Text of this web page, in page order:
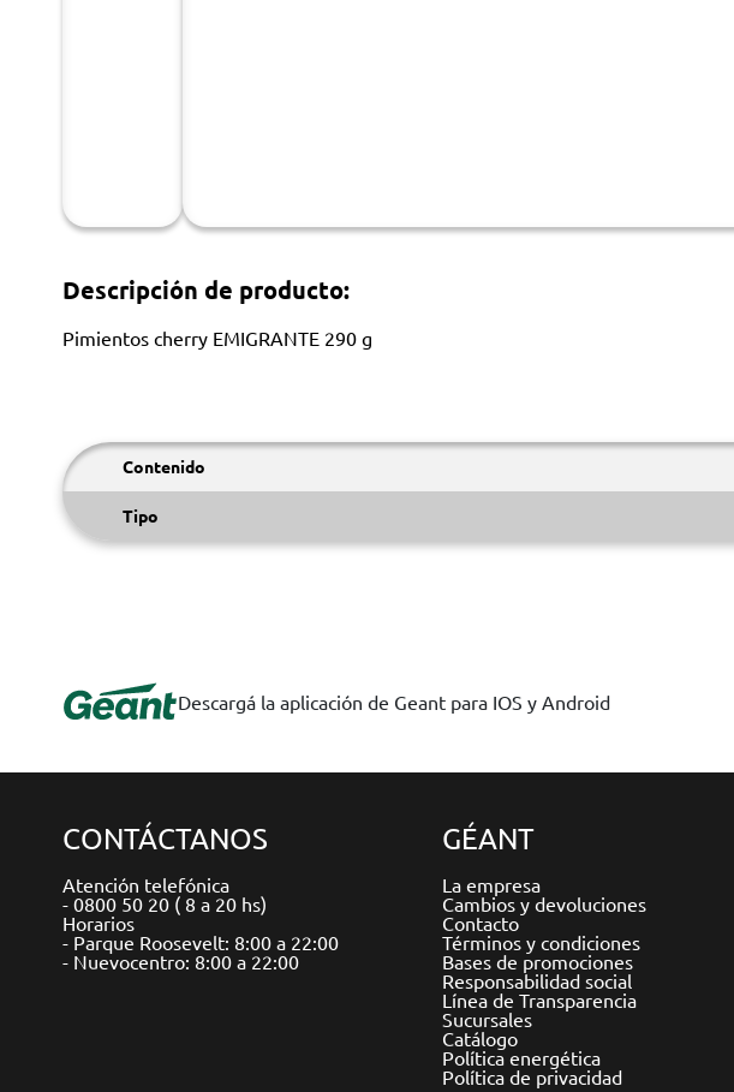
Descripción de producto:
Pimientos cherry EMIGRANTE 290 g
Contenido
Tipo
Descargá la aplicación de Geant para IOS y Android
CONTÁCTANOS
Atención telefónica
- 0800 50 20 ( 8 a 20 hs)
Horarios
- Parque Roosevelt: 8:00 a 22:00
- Nuevocentro: 8:00 a 22:00
GÉANT
La empresa
Cambios y devoluciones
Contacto
Términos y condiciones
Bases de promociones
Responsabilidad social
Línea de Transparencia
Sucursales
Catálogo
Política energética
Política de privacidad